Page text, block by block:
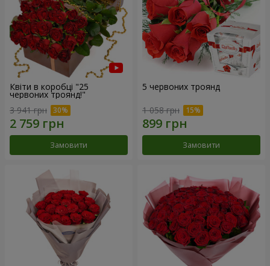
Квіти в коробці "25
червоних троянд!"
3 941 грн
Замовити
5 червоних троянд
1 058 грн
Замовити